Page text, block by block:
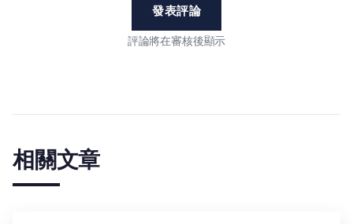
發表評論
評論將在審核後顯示
相關文章